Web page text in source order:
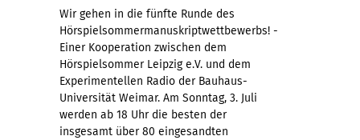
Wir gehen in die fünfte Runde des
Hörspielsommermanuskriptwettbewerbs! -
Einer Kooperation zwischen dem
Hörspielsommer Leipzig e.V. und dem
Experimentellen Radio der Bauhaus-
Universität Weimar. Am Sonntag, 3. Juli
werden ab 18 Uhr die besten der
insgesamt über 80 eingesandten